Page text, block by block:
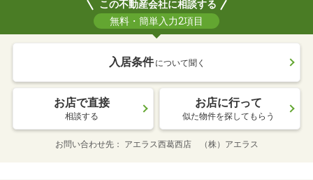
この不動産会社に相談する
無料・簡単入力2項目
入居条件 について聞く
お店で直接
相談する
お店に行って
似た物件を探してもらう
お問い合わせ先 アエラス西葛西店 （株）アエラス